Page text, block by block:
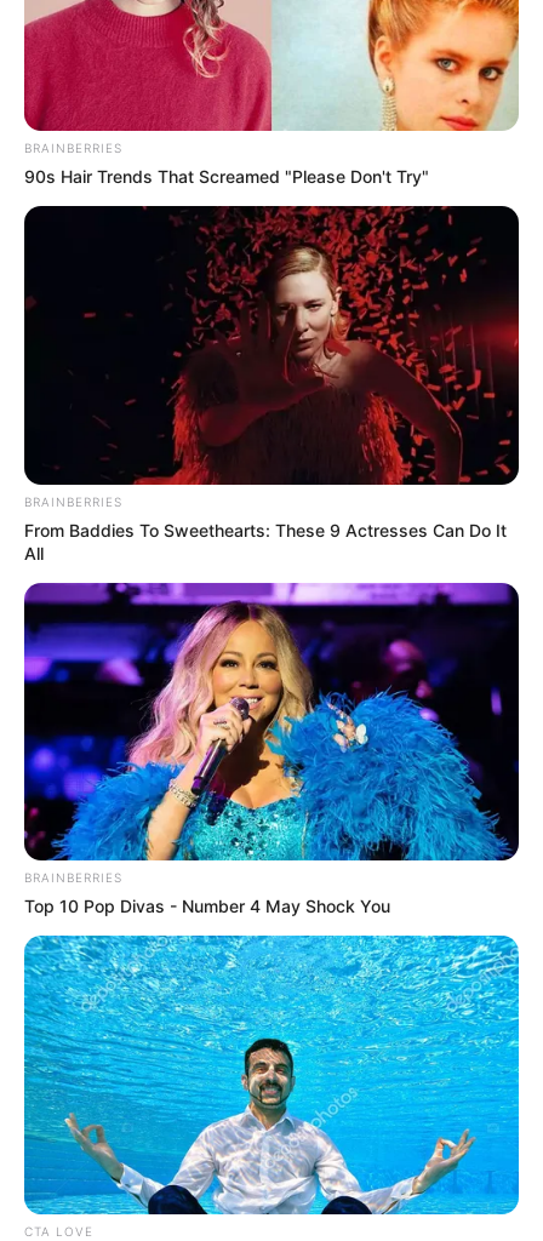
ΔΗΜΟΦΙΛΗ ΑΡΘΡΑ
Υγειονομικοί: Επιστολή-κόλαφος στην
επέτειο των αναστολών..
Υγειονομικοί: Επιστολή-κόλαφος στην επέτειο των...
REINER FUELLMICH ΓΙΑ ΤΗΝ
ΝΥΡΕΜΒΕΡΓΗ 2: «ΣΕ 2 ΕΩΣ 3
ΕΒΔΟΜΑΔΕΣ, ΘΑ...
Η Εκδικητική μανία της
κυβέρνησης Μητσοτάκη
εναντίον αυτού που έβγαλε
την αλήθεια...
ΗΠΑ: Ο Αμερικανικός
Ερυθρός Σταυρός πιάστηκε
να αναμειγνύει αίμα
εμβολιασμένων με αίμα...
Ο Τραμπ αποκαλύπτει τον
μεγαλύτερο φόβο του,
προειδοποιεί «Βρισκόμαστε
στην πιο επικίνδυνη...
BRAINBERRIES
90s Hair Trends That Screamed "Please Don't Try"
BRAINBERRIES
From Baddies To Sweethearts: These 9 Actresses Can Do It
All
BRAINBERRIES
Top 10 Pop Divas - Number 4 May Shock You
CTA LOVE